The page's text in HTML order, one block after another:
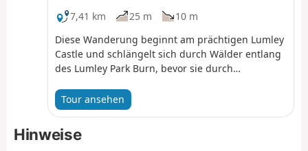
7,41 km 25 m
10 m
Diese Wanderung beginnt am prächtigen Lumley
Castle und schlängelt sich durch Wälder entlang
des Lumley Park Burn, bevor sie durch
Felder zum Rainton Meadows Nature Reserve
führt.
Tour ansehen
Hinweise